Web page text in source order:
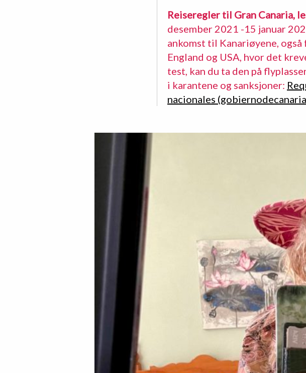
Reiseregler til Gran Canaria,
desember 2021 -15 januar
ankomst til Kanariøyene,
England og USA, hvor det
test, kan du ta den på
i karantene og sanksjoner:
nacionales